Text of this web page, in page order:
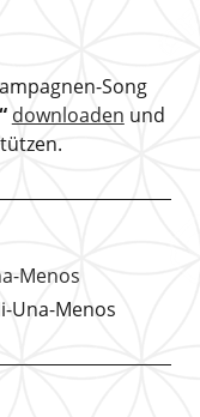
Song
downloaden und
Una-Menos